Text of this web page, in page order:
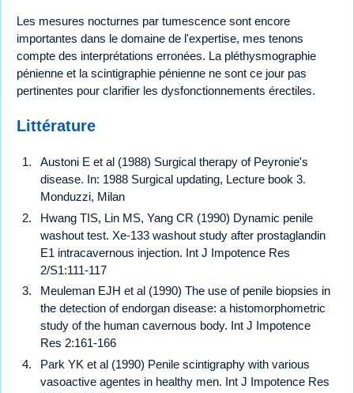
Les mesures nocturnes par tumescence sont encore
importantes dans le domaine de l'expertise, mes tenons
compte des interprétations erronées. La pléthysmographie
pénienne et la scintigraphie pénienne ne sont ce jour pas
pertinentes pour clarifier les dysfonctionnements érectiles.
Littérature
Austoni E et al (1988) Surgical therapy of Peyronie's
disease. In: 1988 Surgical updating, Lecture book 3.
Monduzzi, Milan
Hwang TIS, Lin MS, Yang CR (1990) Dynamic penile
washout test. Xe-133 washout study after prostaglandin
E1 intracavernous injection. Int J Impotence Res
2/S1:111-117
Meuleman EJH et al (1990) The use of penile biopsies in
the detection of endorgan disease: a histomorphometric
study of the human cavernous body. Int J Impotence
Res 2:161-166
Park YK et al (1990) Penile scintigraphy with various
vasoactive agentes in healthy men. Int J Impotence Res